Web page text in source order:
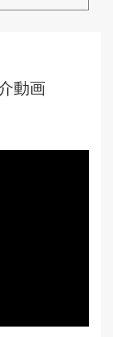
動画